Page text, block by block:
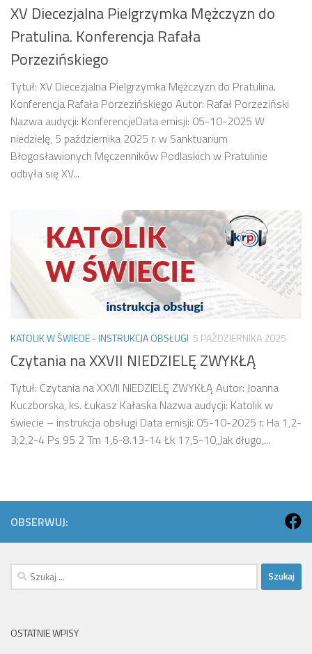
XV Diecezjalna Pielgrzymka Mężczyzn do
Pratulina. Konferencja Rafała
Porzezińskiego
Tytuł: XV Diecezjalna Pielgrzymka Mężczyzn do Pratulina.
Konferencja Rafała Porzezińskiego Autor: Rafał Porzeziński
Nazwa audycji: KonferencjeData emisji: 05-10-2025 W
niedzielę, 5 października 2025 r. w Sanktuarium
Błogosławionych Męczenników Podlaskich w Pratulinie
odbyła się XV...
KATOLIK W ŚWIECIE - INSTRUKCJA OBSŁUGI 5 PAŹDZIERNIKA 2025
Czytania na XXVII NIEDZIELĘ ZWYKŁĄ
Tytuł: Czytania na XXVII NIEDZIELĘ ZWYKŁĄ Autor: Joanna
Kuczborska, ks. Łukasz Kałaska Nazwa audycji: Katolik w
świecie – instrukcja obsługi Data emisji: 05-10-2025 r. Ha 1,2-
3;2,2-4 Ps 95 2 Tm 1,6-8.13-14 Łk 17,5-10„Jak długo,...
OBSERWUJ:
Szukaj:
OSTATNIE WPISY